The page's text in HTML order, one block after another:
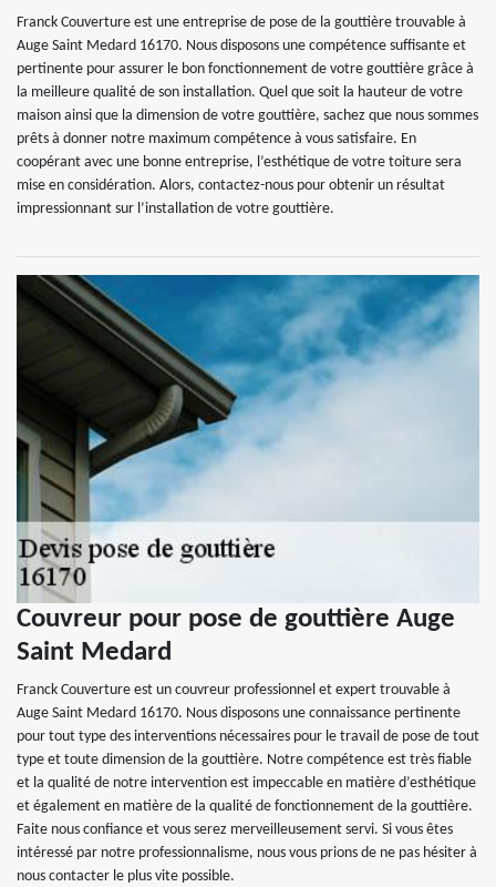
Franck Couverture est une entreprise de pose de la gouttière trouvable à
Auge Saint Medard 16170. Nous disposons une compétence suffisante et
pertinente pour assurer le bon fonctionnement de votre gouttière grâce à
la meilleure qualité de son installation. Quel que soit la hauteur de votre
maison ainsi que la dimension de votre gouttière, sachez que nous sommes
prêts à donner notre maximum compétence à vous satisfaire. En
coopérant avec une bonne entreprise, l’esthétique de votre toiture sera
mise en considération. Alors, contactez-nous pour obtenir un résultat
impressionnant sur l’installation de votre gouttière.
Couvreur pour pose de gouttière Auge
Saint Medard
Franck Couverture est un couvreur professionnel et expert trouvable à
Auge Saint Medard 16170. Nous disposons une connaissance pertinente
pour tout type des interventions nécessaires pour le travail de pose de tout
type et toute dimension de la gouttière. Notre compétence est très fiable
et la qualité de notre intervention est impeccable en matière d’esthétique
et également en matière de la qualité de fonctionnement de la gouttière.
Faite nous confiance et vous serez merveilleusement servi. Si vous êtes
intéressé par notre professionnalisme, nous vous prions de ne pas hésiter à
nous contacter le plus vite possible.